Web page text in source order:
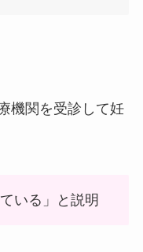
機関を受診して妊
いる」と説明